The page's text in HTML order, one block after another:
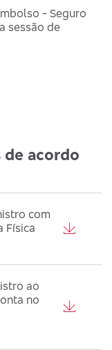
- Seguro
sessão de
acordo
com
Física
ao
no